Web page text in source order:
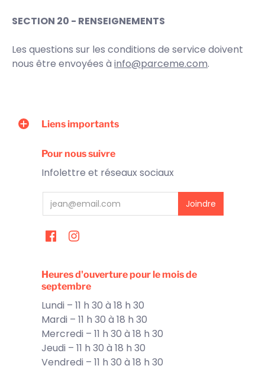
SECTION 20 - RENSEIGNEMENTS
Les questions sur les conditions de service doivent
nous être envoyées à info@parceme.com.
Liens importants
Pour nous suivre
Infolettre et réseaux sociaux
Heures d'ouverture pour le mois de
septembre
Lundi – 11 h 30 à 18 h 30
Mardi – 11 h 30 à 18 h 30
Mercredi – 11 h 30 à 18 h 30
Jeudi – 11 h 30 à 18 h 30
Vendredi – 11 h 30 à 18 h 30